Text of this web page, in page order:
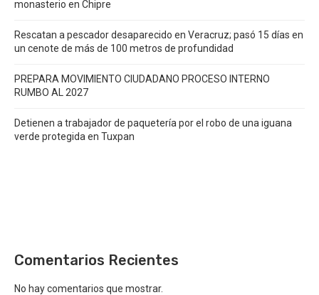
monasterio en Chipre
Rescatan a pescador desaparecido en Veracruz; pasó 15 días en
un cenote de más de 100 metros de profundidad
PREPARA MOVIMIENTO CIUDADANO PROCESO INTERNO
RUMBO AL 2027
Detienen a trabajador de paquetería por el robo de una iguana
verde protegida en Tuxpan
Comentarios Recientes
No hay comentarios que mostrar.